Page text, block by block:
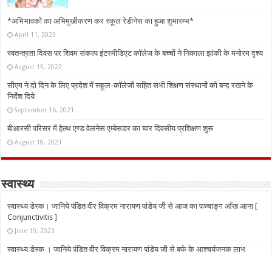
*अभिभावकों का अभिमुखीकरण कर स्कूल रेडीनेस का हुआ शुभारम्भ*
April 11, 2023
स्वतन्त्रता दिवस पर शिवम संकल्प इंटरमीडिएट कॉलेज के बच्चों ने निकाला झांकी के मनोरम दृश्य
August 15, 2022
सीएम ने दो दिन के लिए प्रदेश में स्कूल-कॉलेजों सहित सभी शिक्षण संस्थानों को बन्द रखने के
निर्देश दिये
September 16, 2021
बीआरसी परिसर में हेल्थ एण्ड वेलनेस एम्बेसडर का चार दिवसीय प्रशिक्षण शुरू
August 18, 2021
स्वास्थ्य
स्वास्थ्य डेस्क। जानिये पंडित वीर विक्रम नारायण पांडेय जी से आज का पञ्चाङ्ग आँख आना [
Conjunctivitis ]
June 10, 2023
स्वास्थ्य डेस्क । जानिये पंडित वीर विक्रम नारायण पांडेय जी से बर्फ के आश्चर्यजनक लाभ